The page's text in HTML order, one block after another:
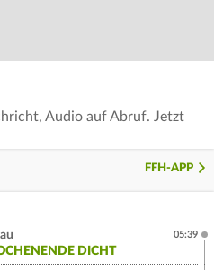
Audio auf Abruf. Jetzt
FFH-APP
DICHT
05:39